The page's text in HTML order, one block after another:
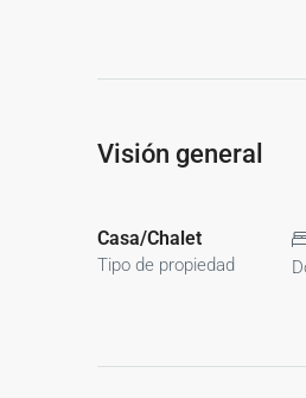
Visión general
Casa/Chalet
Tipo de propiedad